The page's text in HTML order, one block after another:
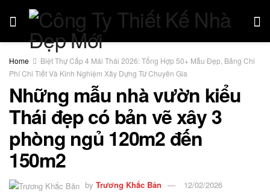
Home
Biệt Thự Cấp 4 Mái Thái 2026: Tổng Hợp 50+ Mẫu Đẹp, Bảng Chi
Phí Chi Tiết Và Kinh Nghiệm Xây Dựng Từ Chuyên Gia
Những mẫu nhà vườn kiểu
Thái đẹp có bản vẽ xây 3
phòng ngủ 120m2 đến
150m2
by Trương Khắc Bản 12/02/2026